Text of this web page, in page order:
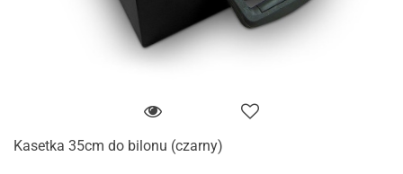
Kasetka 35cm do bilonu (czarny)